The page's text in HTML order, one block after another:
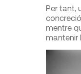
Per tant,
mentre
mantenir